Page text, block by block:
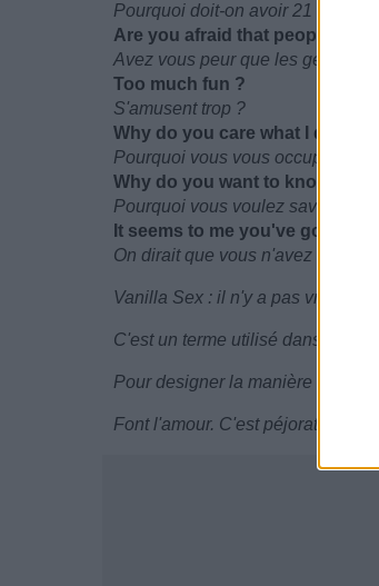
Pourquoi doit-on avoir 21 ans ?
Are you afraid that people are
Avez vous peur que les gens
Too much fun ?
S'amusent trop ?
Why do you care what I do in
Pourquoi vous vous occupez de
Why do you want to know how
Pourquoi vous voulez savoir
It seems to me you've got
On dirait que vous n'avez rien de
Vanilla Sex : il n'y a pas vraiment
C'est un terme utilisé dans les
Pour designer la manière dont
Font l'amour. C'est péjoratif, un